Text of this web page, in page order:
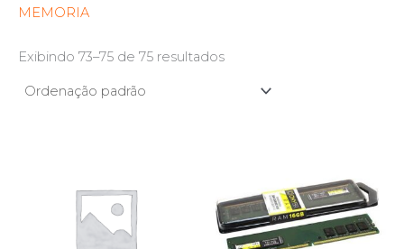
MEMORIA
Exibindo 73–75 de 75 resultados